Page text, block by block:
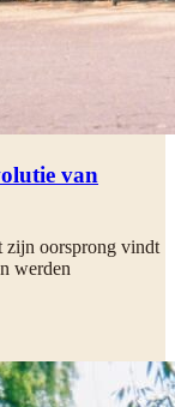
van
zijn oorsprong vindt
werden